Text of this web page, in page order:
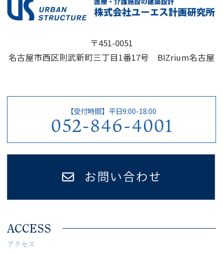
〒451-0051
名古屋市西区則武新町三丁目1番17号 BIZrium名古屋
【受付時間】平日9:00-18:00
052-846-4001
ACCESS
アクセス